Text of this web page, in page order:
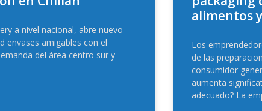
a nivel nacional, abre nuevo
envases amigables con el
del área centro sur y
alimentos
Los
de las
consumidor
aumenta
adecuado? La